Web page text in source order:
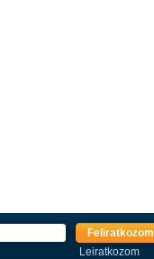
Feliratkozom
Leiratkozom